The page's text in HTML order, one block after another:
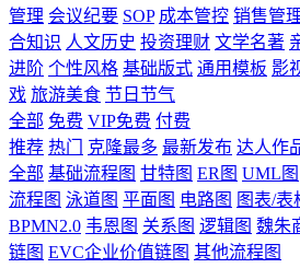
管理 会议纪要 SOP 成本管控 销售管
合知识 人文历史 投资理财 文学名著
进阶 个性风格 基础版式 通用模板 影
戏 旅游美食 节日节气
全部 免费 VIP免费 付费
推荐 热门 克隆最多 最新发布 达人作
全部 基础流程图 甘特图 ER图 UML图
流程图 泳道图 平面图 电路图 图表/表
BPMN2.0 韦恩图 关系图 逻辑图 魏朱
链图 EVC企业价值链图 其他流程图